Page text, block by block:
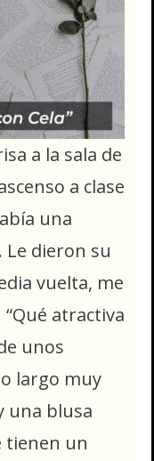
a la sala de
a clase
una
dieron su
vuelta, me
atractiva
unos
largo muy
una blusa
tienen un